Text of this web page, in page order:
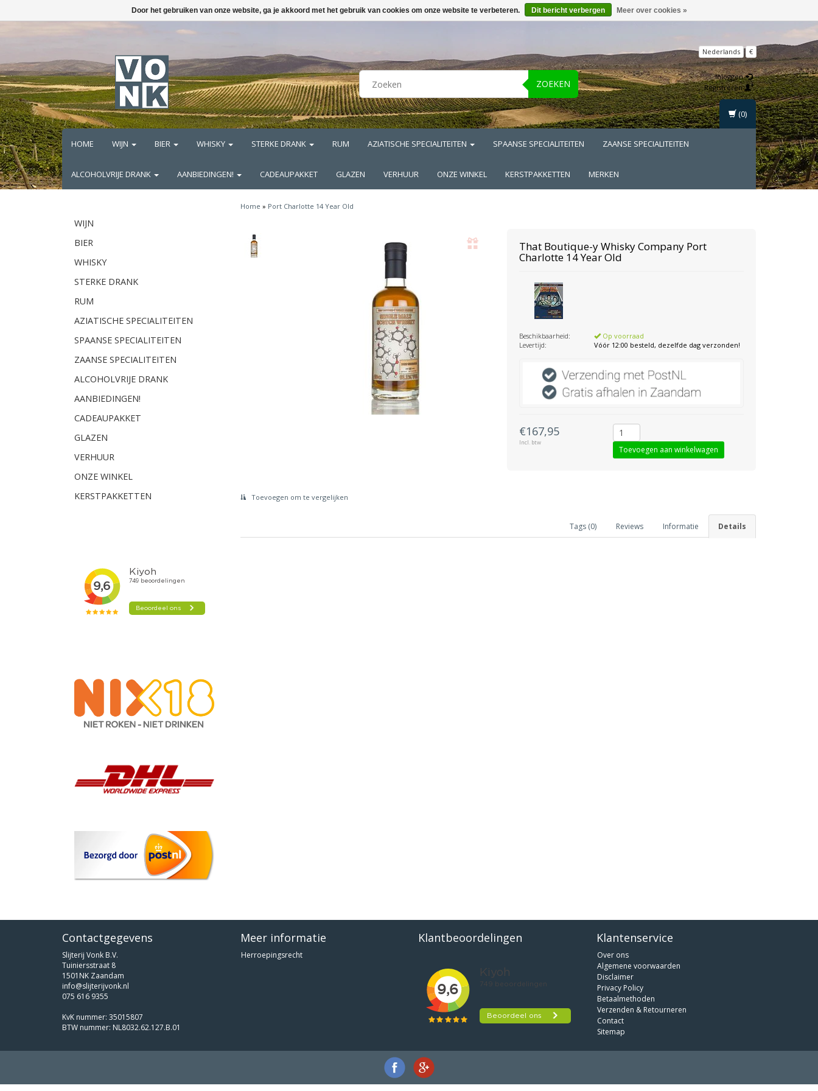
ZOEKEN
Nederlands €
Inloggen
Registreren
HOME WIJN BIER WHISKY STERKE DRANK RUM AZIATISCHE SPECIALITEITEN SPAANSE SPECIALITEITEN ZAANSE SPECIALITEITEN
ALCOHOLVRIJE DRANK AANBIEDINGEN! CADEAUPAKKET GLAZEN VERHUUR ONZE WINKEL KERSTPAKKETTEN MERKEN
(0)
WIJN
BIER
WHISKY
STERKE DRANK
RUM
AZIATISCHE SPECIALITEITEN
SPAANSE SPECIALITEITEN
ZAANSE SPECIALITEITEN
ALCOHOLVRIJE DRANK
AANBIEDINGEN!
CADEAUPAKKET
GLAZEN
VERHUUR
ONZE WINKEL
KERSTPAKKETTEN
Home » Port Charlotte 14 Year Old
That Boutique-y Whisky Company Port
Charlotte 14 Year Old
Beschikbaarheid:
Op voorraad
Levertijd:
Vóór 12:00 besteld, dezelfde dag verzonden!
€167,95
Incl. btw
Toevoegen om te vergelijken
Details
Informatie
Reviews
Tags (0)
Contactgegevens
Slijterij Vonk B.V.
Tuiniersstraat 8
1501NK Zaandam
info@slijterijvonk.nl
075 616 9355
KvK nummer: 35015807
BTW nummer: NL8032.62.127.B.01
Meer informatie
Herroepingsrecht
Klantbeoordelingen Klantenservice
Over ons
Algemene voorwaarden
Disclaimer
Privacy Policy
Betaalmethoden
Verzenden & Retourneren
Contact
Sitemap
Door het gebruiken van onze website, ga je akkoord met het gebruik van cookies om onze website te verbeteren. Dit bericht verbergen Meer over cookies »